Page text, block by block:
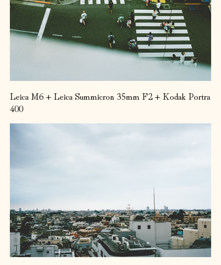
Leica M6 + Leica Summicron 35mm F2 + Kodak Portra
400